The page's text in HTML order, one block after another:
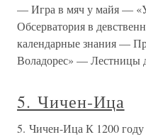
— Игра в мяч у майя —
Обсерватория в
календарные знания —
Воладорес» — Лестницы
5. Чичен-Ица
5. Чичен-Ица К 1200 году